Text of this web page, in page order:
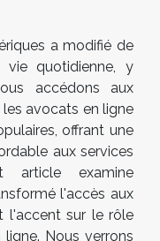
a modifié de
quotidienne, y
accédons aux
les avocats en ligne
offrant une
aux services
article examine
l'accès aux
l'accent sur le rôle
Nous verrons